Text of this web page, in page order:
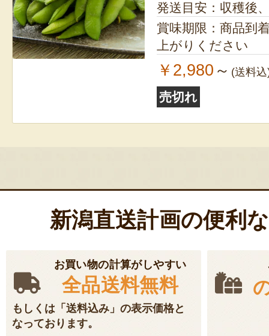
発送目安：収穫後
賞味期限：商品到
上がりください
￥2,980 ～ (送料
売切れ
新潟直送計画の便利
お買い物の計算がしやすい
全品送料無料
もしくは「送料込み」の表示価格と
なっております。